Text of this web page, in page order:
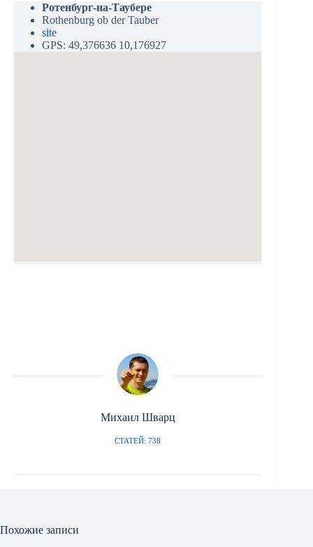
Ротенбург-на-Таубере
Rothenburg ob der Tauber
site
GPS: 49,376636 10,176927
Михаил Шварц
СТАТЕЙ: 738
Похожие записи